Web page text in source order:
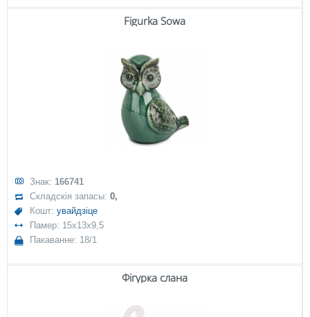
Figurka Sowa
Знак: 166741
Складскія запасы:0,
Кошт:увайдзіце
Памер: 15x13x9,5
Пакаванне: 18/1
Фігурка слана